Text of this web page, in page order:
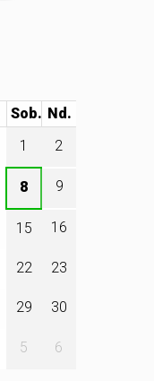
Sob.
1 2
8 9
15 16
22 23
29 30
5 6